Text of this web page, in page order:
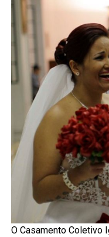
O Casamento Coletivo